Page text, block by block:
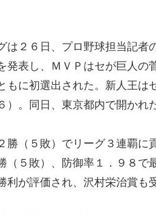
は２６日、プロ野球担当記者
発表し、ＭＶＰはセが巨人の
もに初選出された。新人王は
）。同日、東京都内で開かれ
勝（５敗）でリーグ３連覇に
（５敗）、防御率１．９８で
利が評価され、沢村栄治賞も